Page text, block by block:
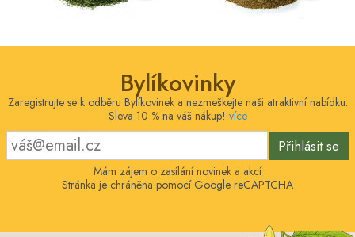
Bylíkovinky
Zaregistrujte se k odběru Bylíkovinek a nezmeškejte naši atraktivní nabídku.
Sleva 10 % na váš nákup! více
Přihlásit se
Mám zájem o zasílání novinek a akcí
Stránka je chráněna pomocí Google reCAPTCHA